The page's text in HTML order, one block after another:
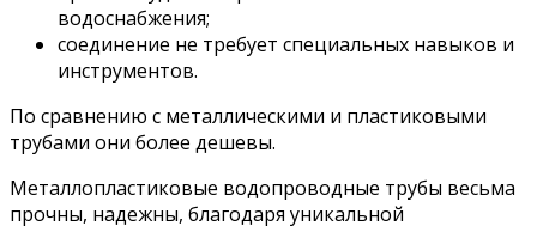
водоснабжения;
соединение не требует специальных навыков и
инструментов.
По сравнению с металлическими и пластиковыми
трубами они более дешевы.
Металлопластиковые водопроводные трубы весьма
прочны, надежны, благодаря уникальной